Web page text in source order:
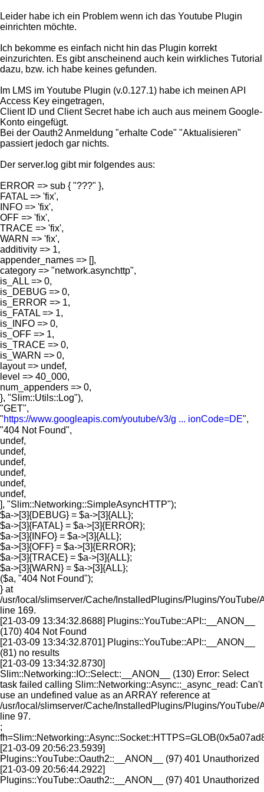
Leider habe ich ein Problem wenn ich das Youtube Plugin
einrichten möchte.
Ich bekomme es einfach nicht hin das Plugin korrekt
einzurichten. Es gibt anscheinend auch kein wirkliches Tutorial
dazu, bzw. ich habe keines gefunden.
Im LMS im Youtube Plugin (v.0.127.1) habe ich meinen API
Access Key eingetragen,
Client ID und Client Secret habe ich auch aus meinem Google-
Konto eingefügt.
Bei der Oauth2 Anmeldung "erhalte Code" "Aktualisieren"
passiert jedoch gar nichts.
Der server.log gibt mir folgendes aus:
ERROR => sub { "???" },
FATAL => 'fix',
INFO => 'fix',
OFF => 'fix',
TRACE => 'fix',
WARN => 'fix',
additivity => 1,
appender_names => [],
category => "network.asynchttp",
is_ALL => 0,
is_DEBUG => 0,
is_ERROR => 1,
is_FATAL => 1,
is_INFO => 0,
is_OFF => 1,
is_TRACE => 0,
is_WARN => 0,
layout => undef,
level => 40_000,
num_appenders => 0,
}, "Slim::Utils::Log"),
"GET",
"https://www.googleapis.com/youtube/v3/g ... ionCode=DE",
"404 Not Found",
undef,
undef,
undef,
undef,
undef,
undef,
], "Slim::Networking::SimpleAsyncHTTP");
$a->[3]{DEBUG} = $a->[3]{ALL};
$a->[3]{FATAL} = $a->[3]{ERROR};
$a->[3]{INFO} = $a->[3]{ALL};
$a->[3]{OFF} = $a->[3]{ERROR};
$a->[3]{TRACE} = $a->[3]{ALL};
$a->[3]{WARN} = $a->[3]{ALL};
($a, "404 Not Found");
} at
/usr/local/slimserver/Cache/InstalledPlugins/Plugins/YouTube/
line 169.
[21-03-09 13:34:32.8688] Plugins::YouTube::API::__ANON__
(170) 404 Not Found
[21-03-09 13:34:32.8701] Plugins::YouTube::API::__ANON__
(81) no results
[21-03-09 13:34:32.8730]
Slim::Networking::IO::Select::__ANON__ (130) Error: Select
task failed calling Slim::Networking::Async::_async_read: Can't
use an undefined value as an ARRAY reference at
/usr/local/slimserver/Cache/InstalledPlugins/Plugins/YouTube/
line 97.
;
[21-03-09 20:56:23.5939]
Plugins::YouTube::Oauth2::__ANON__ (97) 401 Unauthorized
[21-03-09 20:56:44.2922]
Plugins::YouTube::Oauth2::__ANON__ (97) 401 Unauthorized